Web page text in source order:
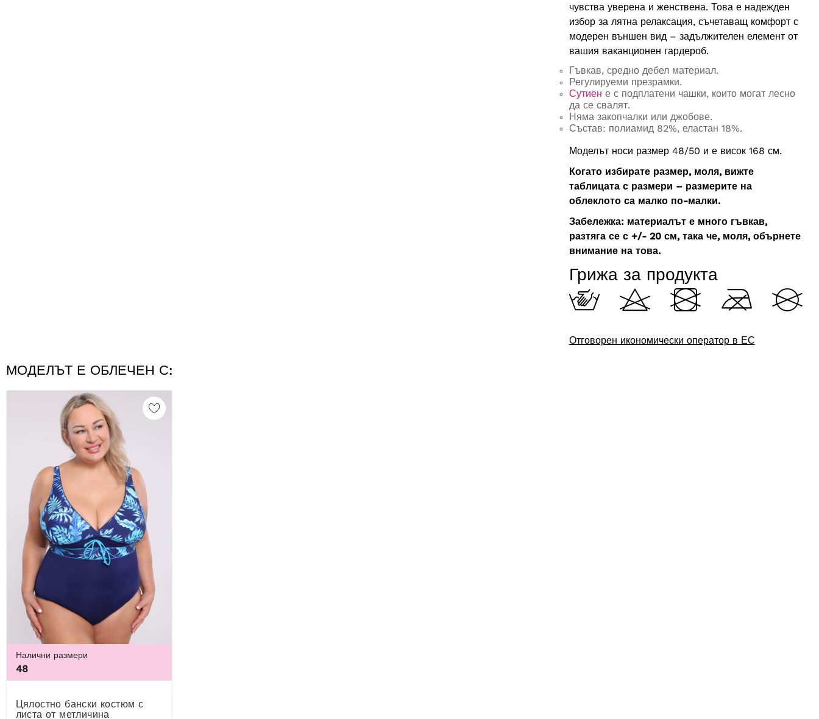
чувства уверена и женствена. Това е надежден
избор за лятна релаксация, съчетаващ комфорт с
модерен външен вид – задължителен елемент от
вашия ваканционен гардероб.
Гъвкав, средно дебел материал.
Регулируеми презрамки.
Сутиен е с подплатени чашки, които могат лесно
да се свалят.
Няма закопчалки или джобове.
Състав: полиамид 82%, еластан 18%.
Моделът носи размер 48/50 и е висок 168 см.
Когато избирате размер, моля, вижте
таблицата с размери – размерите на
облеклото са малко по-малки.
Забележка: материалът е много гъвкав,
разтяга се с +/- 20 см, така че, моля, обърнете
внимание на това.
Грижа за продукта
Отговорен икономически оператор в ЕС
МОДЕЛЪТ Е ОБЛЕЧЕН С:
Налични размери
48
Цялостно бански костюм с
листа от метличина